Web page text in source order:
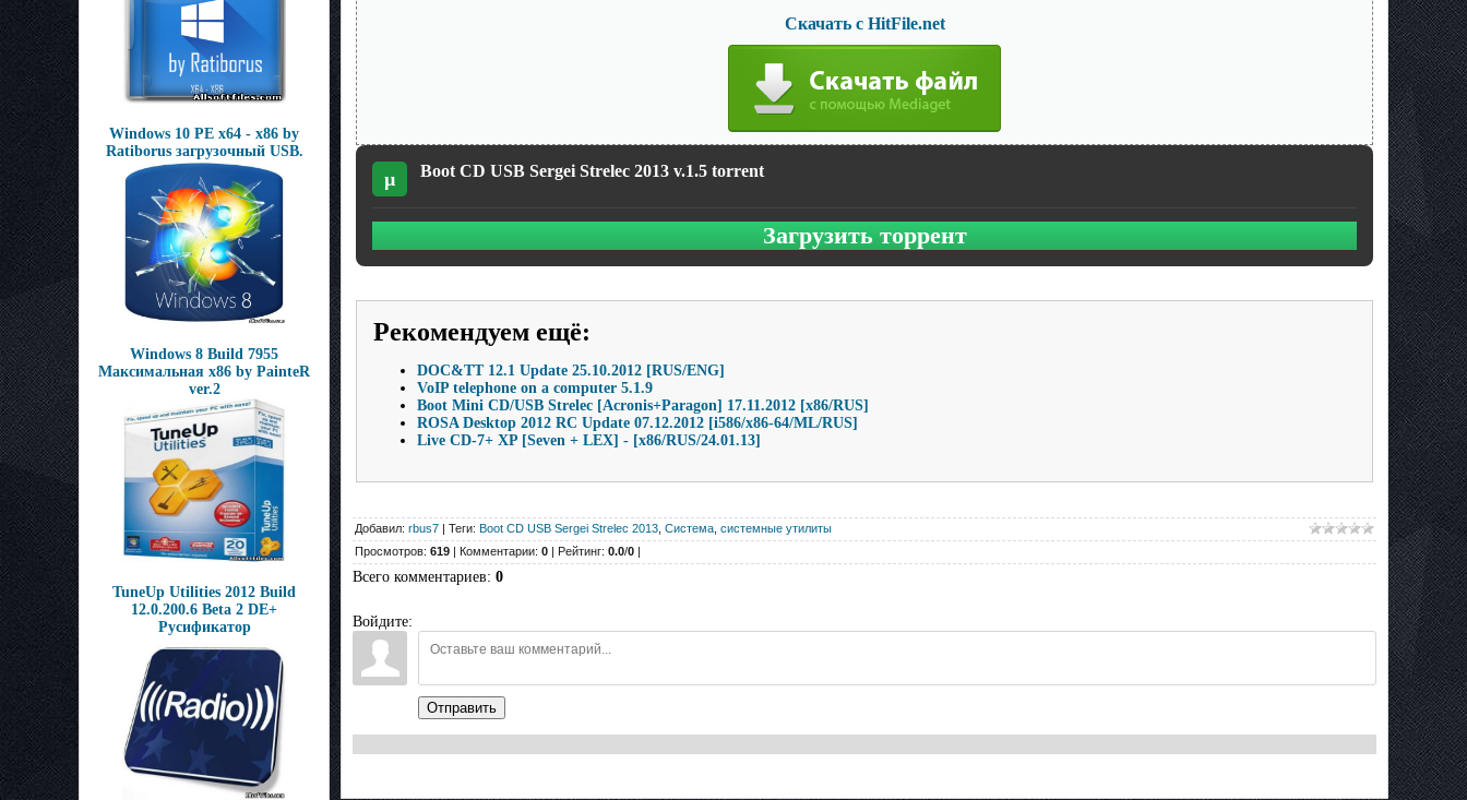
Windows 10 PE x64 - x86 by
Ratiborus загрузочный USB.
Windows 8 Build 7955
Максимальная x86 by PainteR
ver.2
TuneUp Utilities 2012 Build
12.0.200.6 Beta 2 DE+
Русификатор
Скачать с HitFile.net
µ Boot CD USB Sergei Strelec 2013 v.1.5 torrent
Загрузить торрент
Рекомендуем ещё:
DOC&TT 12.1 Update 25.10.2012 [RUS/ENG]
VoIP telephone on a computer 5.1.9
Boot Mini CD/USB Strelec [Acronis+Paragon] 17.11.2012 [х86/RUS]
ROSA Desktop 2012 RC Update 07.12.2012 [i586/x86-64/ML/RUS]
Live CD-7+ XP [Seven + LEX] - [x86/RUS/24.01.13]
Добавил: rbus7 | Теги: Boot CD USB Sergei Strelec 2013 Система системные утилиты
Просмотров: 619 | Комментарии: 0 | Рейтинг: 0.0/0 |
Всего комментариев: 0
Войдите:
Отправить